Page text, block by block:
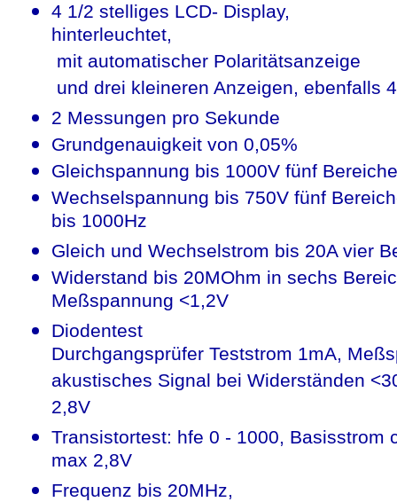
4 1/2 stelliges LCD- Display,
hinterleuchtet,
mit automatischer Polaritätsanzeige
und drei kleineren Anzeigen, ebenfalls
2 Messungen pro Sekunde
Grundgenauigkeit von 0,05%
Gleichspannung bis 1000V fünf Bereiche
Wechselspannung bis 750V fünf
bis 1000Hz
Gleich und Wechselstrom bis 20A vier
Widerstand bis 20MOhm in sechs
Meßspannung <1,2V
Diodentest
Durchgangsprüfer Teststrom 1mA,
akustisches Signal bei Widerständen
2,8V
Transistortest: hfe 0 - 1000, Basisstrom
max 2,8V
Frequenz bis 20MHz,